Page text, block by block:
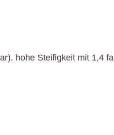
hohe Steifigkeit mit 1,4